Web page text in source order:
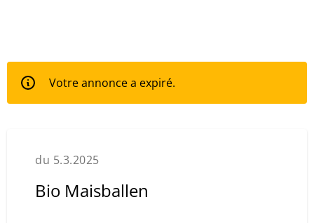
Votre annonce a expiré.
du 5.3.2025
Bio Maisballen